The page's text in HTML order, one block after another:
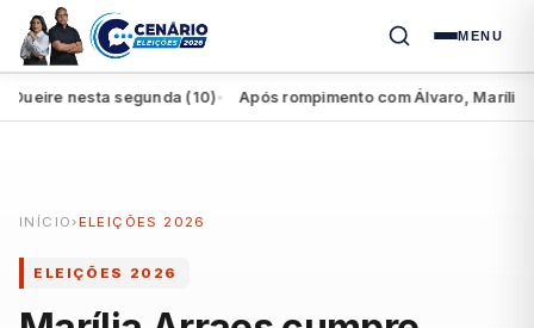
MENU
nesta segunda (10) ● Após rompimento com Álvaro, Marília
INÍCIO ›ELEIÇÕES 2026
ELEIÇÕES 2026